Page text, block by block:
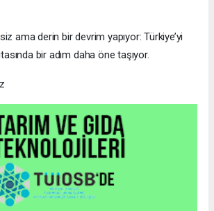
ama derin bir devrim yapıyor: Türkiye’yi
bir adım daha öne taşıyor.